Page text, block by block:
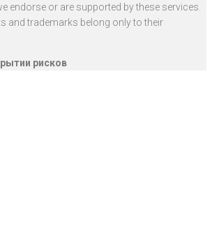
endorse or are supported by these services.
and trademarks belong only to their
рисков